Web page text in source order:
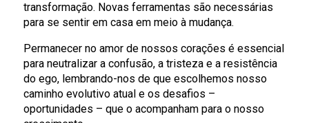
transformação. Novas ferramentas são necessárias
para se sentir em casa em meio à mudança.
Permanecer no amor de nossos corações é essencial
para neutralizar a confusão, a tristeza e a resistência
do ego, lembrando-nos de que escolhemos nosso
caminho evolutivo atual e os desafios –
oportunidades – que o acompanham para o nosso